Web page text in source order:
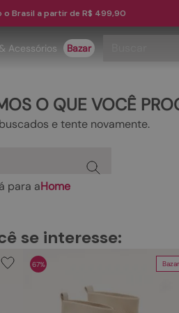
Brasil a partir de R$ 499,90
Acessórios Bazar
O QUE VOCÊ
e tente novamente.
para aHome
se interesse:
Bazar
67%
1º
papete
2º
rasteira
9º
couro